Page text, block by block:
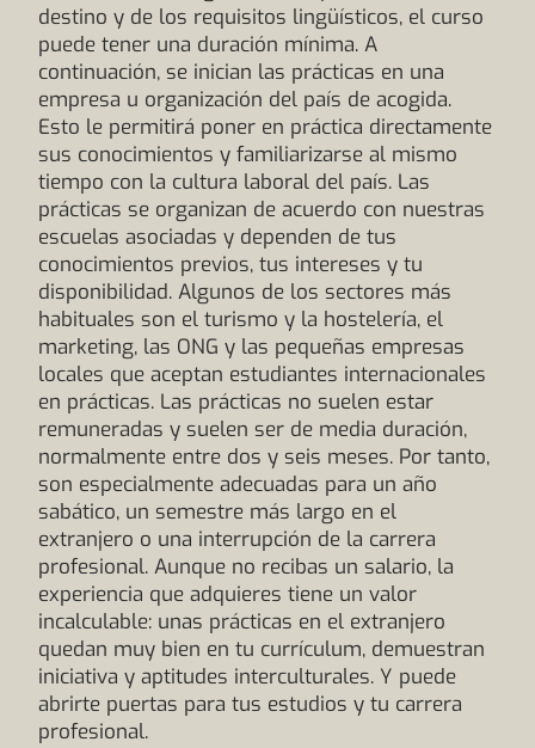
destino y de los requisitos lingüísticos, el curso
puede tener una duración mínima. A
continuación, se inician las prácticas en una
empresa u organización del país de acogida.
Esto le permitirá poner en práctica directamente
sus conocimientos y familiarizarse al mismo
tiempo con la cultura laboral del país. Las
prácticas se organizan de acuerdo con nuestras
escuelas asociadas y dependen de tus
conocimientos previos, tus intereses y tu
disponibilidad. Algunos de los sectores más
habituales son el turismo y la hostelería, el
marketing, las ONG y las pequeñas empresas
locales que aceptan estudiantes internacionales
en prácticas. Las prácticas no suelen estar
remuneradas y suelen ser de media duración,
normalmente entre dos y seis meses. Por tanto,
son especialmente adecuadas para un año
sabático, un semestre más largo en el
extranjero o una interrupción de la carrera
profesional. Aunque no recibas un salario, la
experiencia que adquieres tiene un valor
incalculable: unas prácticas en el extranjero
quedan muy bien en tu currículum, demuestran
iniciativa y aptitudes interculturales. Y puede
abrirte puertas para tus estudios y tu carrera
profesional.